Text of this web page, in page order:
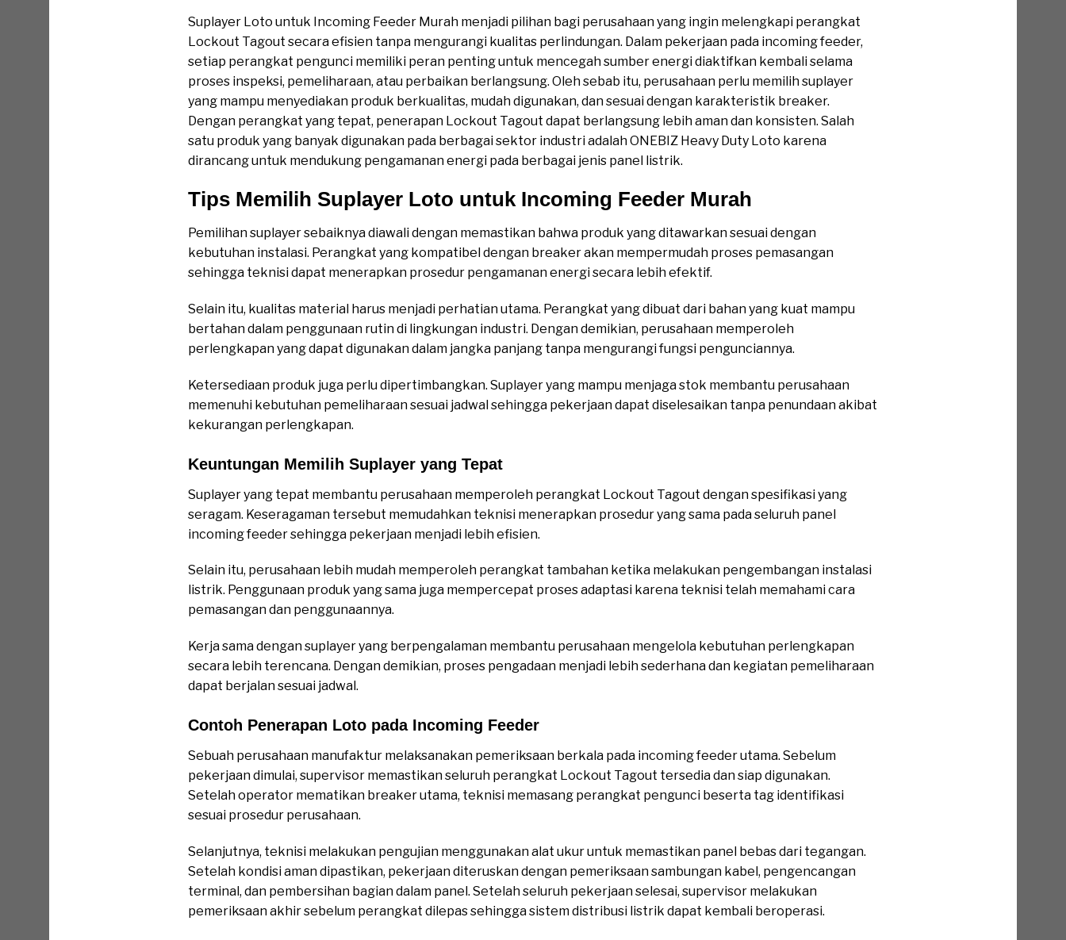
Suplayer Loto untuk Incoming Feeder Murah menjadi pilihan bagi perusahaan yang ingin melengkapi perangkat
Lockout Tagout secara efisien tanpa mengurangi kualitas perlindungan. Dalam pekerjaan pada incoming feeder,
setiap perangkat pengunci memiliki peran penting untuk mencegah sumber energi diaktifkan kembali selama
proses inspeksi, pemeliharaan, atau perbaikan berlangsung. Oleh sebab itu, perusahaan perlu memilih suplayer
yang mampu menyediakan produk berkualitas, mudah digunakan, dan sesuai dengan karakteristik breaker.
Dengan perangkat yang tepat, penerapan Lockout Tagout dapat berlangsung lebih aman dan konsisten. Salah
satu produk yang banyak digunakan pada berbagai sektor industri adalah ONEBIZ Heavy Duty Loto karena
dirancang untuk mendukung pengamanan energi pada berbagai jenis panel listrik.
Tips Memilih Suplayer Loto untuk Incoming Feeder Murah
Pemilihan suplayer sebaiknya diawali dengan memastikan bahwa produk yang ditawarkan sesuai dengan
kebutuhan instalasi. Perangkat yang kompatibel dengan breaker akan mempermudah proses pemasangan
sehingga teknisi dapat menerapkan prosedur pengamanan energi secara lebih efektif.
Selain itu, kualitas material harus menjadi perhatian utama. Perangkat yang dibuat dari bahan yang kuat mampu
bertahan dalam penggunaan rutin di lingkungan industri. Dengan demikian, perusahaan memperoleh
perlengkapan yang dapat digunakan dalam jangka panjang tanpa mengurangi fungsi pengunciannya.
Ketersediaan produk juga perlu dipertimbangkan. Suplayer yang mampu menjaga stok membantu perusahaan
memenuhi kebutuhan pemeliharaan sesuai jadwal sehingga pekerjaan dapat diselesaikan tanpa penundaan akibat
kekurangan perlengkapan.
Keuntungan Memilih Suplayer yang Tepat
Suplayer yang tepat membantu perusahaan memperoleh perangkat Lockout Tagout dengan spesifikasi yang
seragam. Keseragaman tersebut memudahkan teknisi menerapkan prosedur yang sama pada seluruh panel
incoming feeder sehingga pekerjaan menjadi lebih efisien.
Selain itu, perusahaan lebih mudah memperoleh perangkat tambahan ketika melakukan pengembangan instalasi
listrik. Penggunaan produk yang sama juga mempercepat proses adaptasi karena teknisi telah memahami cara
pemasangan dan penggunaannya.
Kerja sama dengan suplayer yang berpengalaman membantu perusahaan mengelola kebutuhan perlengkapan
secara lebih terencana. Dengan demikian, proses pengadaan menjadi lebih sederhana dan kegiatan pemeliharaan
dapat berjalan sesuai jadwal.
Contoh Penerapan Loto pada Incoming Feeder
Sebuah perusahaan manufaktur melaksanakan pemeriksaan berkala pada incoming feeder utama. Sebelum
pekerjaan dimulai, supervisor memastikan seluruh perangkat Lockout Tagout tersedia dan siap digunakan.
Setelah operator mematikan breaker utama, teknisi memasang perangkat pengunci beserta tag identifikasi
sesuai prosedur perusahaan.
Selanjutnya, teknisi melakukan pengujian menggunakan alat ukur untuk memastikan panel bebas dari tegangan.
Setelah kondisi aman dipastikan, pekerjaan diteruskan dengan pemeriksaan sambungan kabel, pengencangan
terminal, dan pembersihan bagian dalam panel. Setelah seluruh pekerjaan selesai, supervisor melakukan
pemeriksaan akhir sebelum perangkat dilepas sehingga sistem distribusi listrik dapat kembali beroperasi.